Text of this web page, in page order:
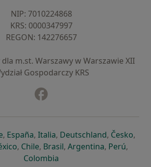
NIP: ⁠7010224868
KRS: ⁠0000347997
REGON: ⁠142276657
m.st. Warszawy w Warszawie XII
Gospodarczy KRS
w nowej karcie
otwiera się w nowej karcie
, Españaotwiera się w nowej karcie
, Italiaotwiera się w nowej
, Deutschlandotwiera się
, Česko,
się w nowej karcie
otwiera się w nowej karcie
, Chileotwiera się w nowej karcie
, Brasilotwiera się w nowej
, Argentinaotwiera się
, Perú,
Colombia